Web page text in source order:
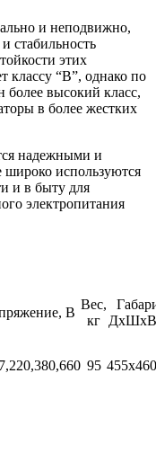
и неподвижно,
стабильность
этих
классу “В”, однако по
высокий класс,
в более жестких
надежными и
используются
и в быту для
электропитания
В
Вес,
кг
95